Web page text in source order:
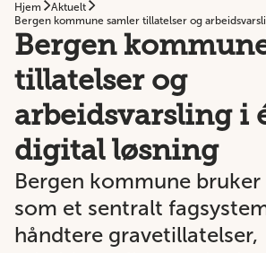
Hjem
Aktuelt
Bergen kommune samler tillatelser og
Bergen
tillatelser og
arbeidsvarsling i
digital løsning
Bergen kommune bruker
som et sentralt
håndtere gravetillatelser,